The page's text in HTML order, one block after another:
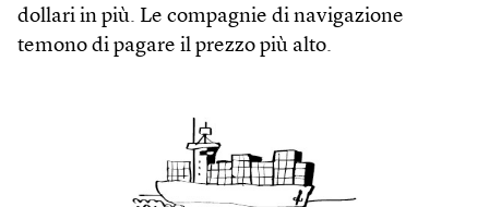
dollari in più. Le compagnie di navigazione
temono di pagare il prezzo più alto.